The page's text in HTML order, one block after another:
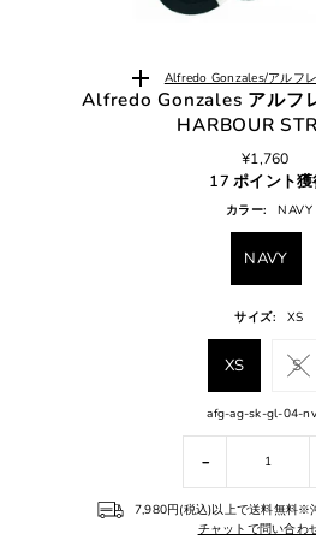
Alfredo Gonzales/アルフ
Alfredo Gonzales アルフ
HARBOUR
¥1,760
17 ポイント
カラー: NAVY
NAVY
サイズ: XS
XS S
afg-ag-sk-gl-04-
-
7,980円(税込)以上で送料無料※
チャットで問い合わ